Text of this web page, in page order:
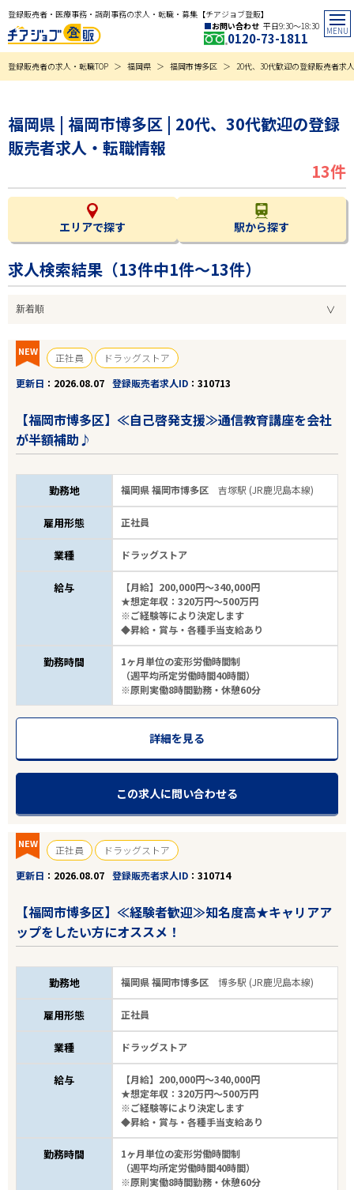
登録販売者・医療事務・調剤事務の求人・転職・募集【チアジョブ登販】
お問い合わせ 平日9:30〜18:30
0120-73-1811
登録販売者の求人・転職TOP 福岡県 福岡市博多区 20代、30代歓迎の登録販売者求人
福岡県 | 福岡市博多区 | 20代、30代歓迎の登録
販売者求人・転職情報
13件
エリアで探す 駅から探す
求人検索結果（13件中1件～13件）
NEW 正社員
ドラッグストア
更新日
2026.08.07 登録販売者求人ID 310713
【福岡市博多区】≪自己啓発支援≫通信教育講座を会社
が半額補助♪
勤務地 福岡県 福岡市博多区吉塚駅 (JR鹿児島本線)
雇用形態 正社員
業種 ドラッグストア
給与
【月給】200,000円～340,000円
★想定年収：320万円～500万円
※ご経験等により決定します
◆昇給・賞与・各種手当支給あり
勤務時間
1ヶ月単位の変形労働時間制
（週平均所定労働時間40時間）
※原則実働8時間勤務・休憩60分
詳細を見る
この求人に問い合わせる
NEW 正社員
ドラッグストア
更新日
2026.08.07 登録販売者求人ID 310714
【福岡市博多区】≪経験者歓迎≫知名度高★キャリアア
ップをしたい方にオススメ！
勤務地 福岡県 福岡市博多区博多駅 (JR鹿児島本線)
雇用形態 正社員
業種 ドラッグストア
給与
【月給】200,000円～340,000円
★想定年収：320万円～500万円
※ご経験等により決定します
◆昇給・賞与・各種手当支給あり
勤務時間
1ヶ月単位の変形労働時間制
（週平均所定労働時間40時間）
※原則実働8時間勤務・休憩60分